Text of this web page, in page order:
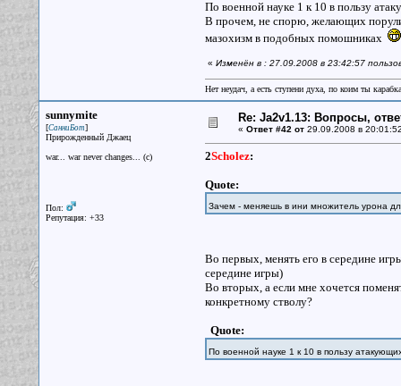
По военной науке 1 к 10 в пользу
В прочем, не спорю, желающих
мазохизм в подобных помошниках
« Изменён в : 27.09.2008 в 23:42:57
Нет неудач, а есть ступени духа, по коим ты
sunnymite
[СанниБот]
Прирожденный Джаец
war... war never changes... (c)
Пол:
Репутация: +33
Re: Ja2v1.13: Вопросы,
« Ответ #42 от29.09.2008 в
2Scholez:
Quote:
Зачем - меняешь в ини множитель урона
Во первых, менять его в середине
середине игры)
Во вторых, а если мне хочется
конкретному стволу?
Quote:
По военной науке 1 к 10 в пользу